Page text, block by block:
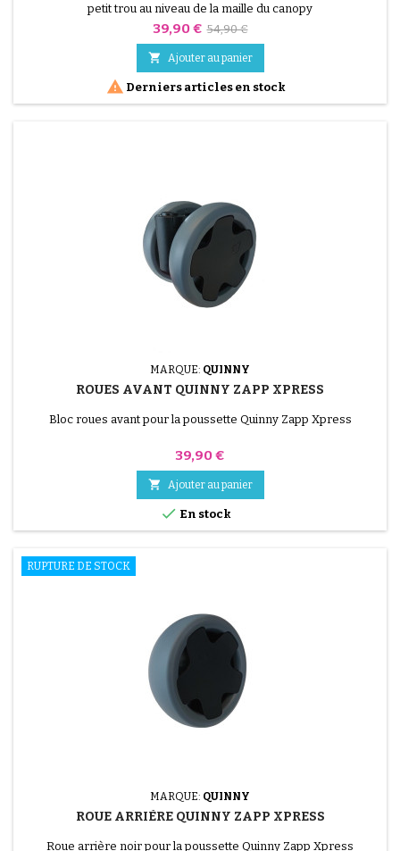
petit trou au niveau de la maille du canopy
Prix
39,90 € Prix
base
54,90 €
 Ajouter au panier
 Derniers articles en stock
MARQUE: QUINNY
ROUES AVANT QUINNY ZAPP XPRESS
Bloc roues avant pour la poussette Quinny Zapp Xpress
Prix
39,90 €
 Ajouter au panier
 En stock
RUPTURE DE STOCK
MARQUE: QUINNY
ROUE ARRIÈRE QUINNY ZAPP XPRESS
Roue arrière noir pour la poussette Quinny Zapp Xpress